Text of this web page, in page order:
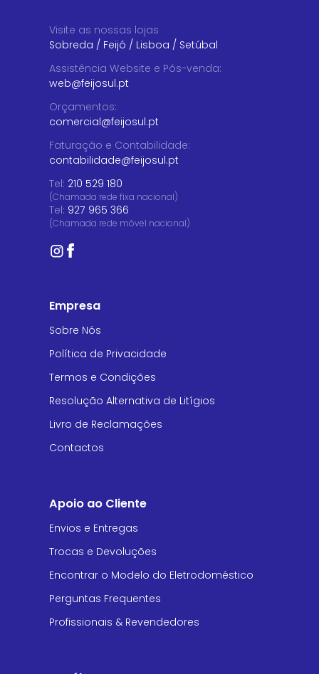
Visite as nossas lojas
Sobreda / Feijó / Lisboa / Setúbal
Assistência Website e Pós-venda:
web@feijosul.pt
Orçamentos:
comercial@feijosul.pt
Faturação e Contabilidade:
contabilidade@feijosul.pt
Tel: 210 529 180
(Chamada rede fixa nacional)
Tel: 927 965 366
(Chamada rede móvel nacional)
Empresa
Sobre Nós
Política de Privacidade
Termos e Condições
Resolução Alternativa de Litígios
Livro de Reclamações
Contactos
Apoio ao Cliente
Envios e Entregas
Trocas e Devoluções
Encontrar o Modelo do Eletrodoméstico
Perguntas Frequentes
Profissionais & Revendedores